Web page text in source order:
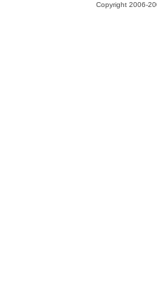
Copyright 2006-